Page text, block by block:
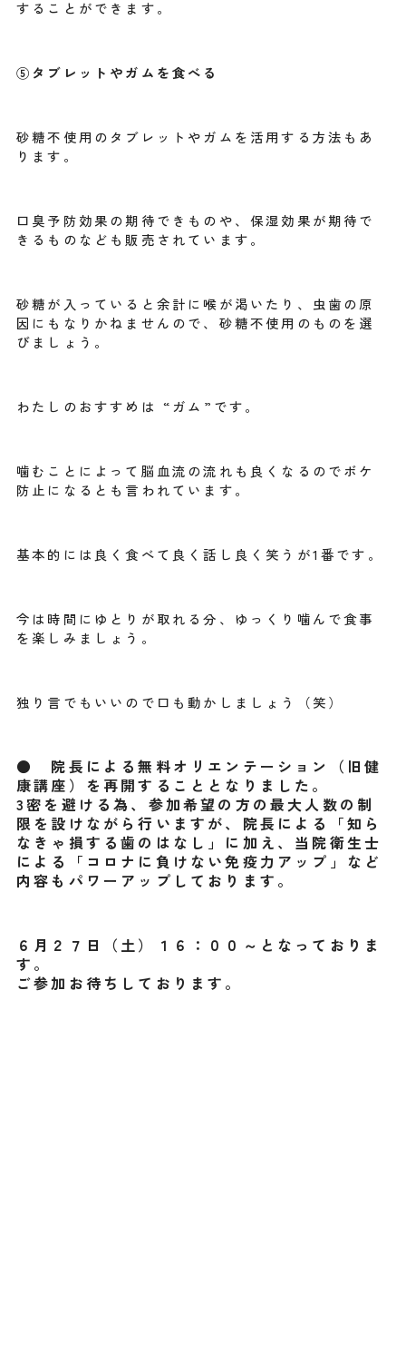
することができます。
⑤タブレットやガムを食べる
砂糖不使用のタブレットやガムを活用する方法もあ
ります。
口臭予防効果の期待できものや、保湿効果が期待で
きるものなども販売されています。
砂糖が入っていると余計に喉が渇いたり、虫歯の原
因にもなりかねませんので、砂糖不使用のものを選
びましょう。
わたしのおすすめは “ガム”です。
噛むことによって脳血流の流れも良くなるのでボケ
防止になるとも言われています。
基本的には良く食べて良く話し良く笑うが1番です。
今は時間にゆとりが取れる分、ゆっくり噛んで食事
を楽しみましょう。
独り言でもいいので口も動かしましょう（笑）
● 院長による無料オリエンテーション（旧健
康講座）を再開することとなりました。
3密を避ける為、参加希望の方の最大人数の制
限を設けながら行いますが、院長による「知ら
なきゃ損する歯のはなし」に加え、当院衛生士
による「コロナに負けない免疫力アップ」など
内容もパワーアップしております。
６月２７日（土）１６：００～となっておりま
す。
ご参加お待ちしております。